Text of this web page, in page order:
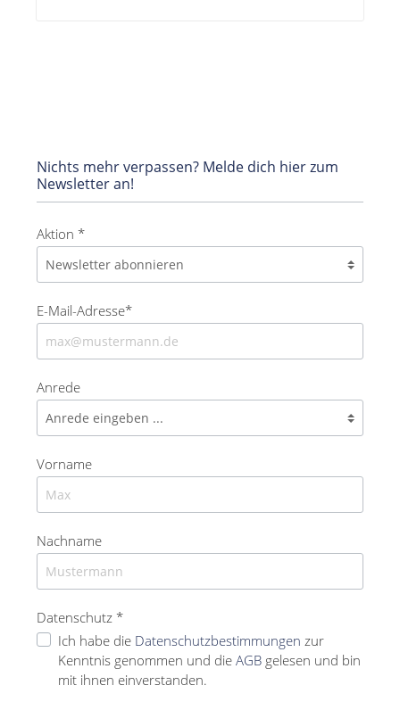
Nichts mehr verpassen? Melde dich hier zum
Newsletter an!
Aktion *
E-Mail-Adresse*
Anrede
Vorname
Nachname
Datenschutz *
Ich habe die Datenschutzbestimmungen zur
Kenntnis genommen und die AGB gelesen und bin
mit ihnen einverstanden.